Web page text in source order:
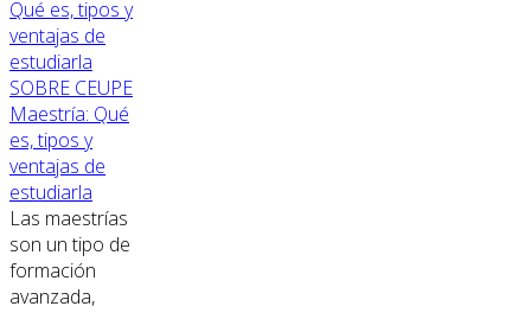
SOBRE CEUPE
Maestría: Qué
es, tipos y
ventajas de
estudiarla
Las maestrías
son un tipo de
formación
avanzada,